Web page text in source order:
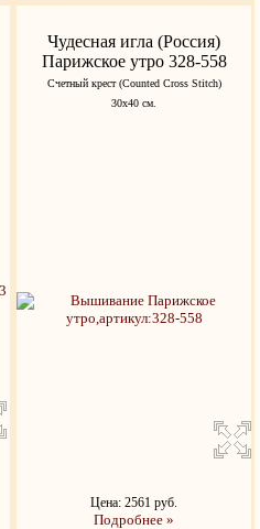
Чудесная игла (Россия)
Парижское утро 328-558
Счетный крест (Counted Cross Stitch)
30х40 см.
Цена: 2561 руб.
Подробнее »